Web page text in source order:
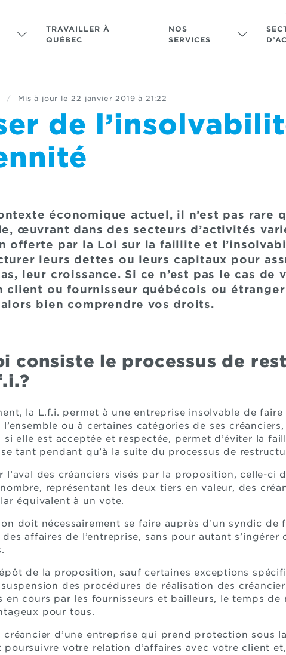
TRAVAILLER À
QUÉBEC
NOS
SERVICES
/ Mis à jour le 22 janvier 2019 à 21:22
de
économique actuel, il n’est pas rare
œuvrant dans des secteurs d’activités
offerte par la Loi sur la faillite et
leurs dettes ou leurs capitaux pour
leur croissance. Si ce n’est pas le cas
client ou fournisseur québécois ou
bien comprendre vos droits.
consiste le processus de
la L.f.i. permet à une entreprise insolvable de
l’ensemble ou à certaines catégories de ses
si elle est acceptée et respectée, permet d’éviter la
tant pendant qu’à la suite du processus de
l’aval des créanciers visés par la proposition, celle-ci
représentant les deux tiers en valeur, des
équivalent à un vote.
doit nécessairement se faire auprès d’un syndic de
des affaires de l’entreprise, sans pour autant
de la proposition, sauf certaines exceptions
des procédures de réalisation des
en cours par les fournisseurs et bailleurs, le temps
pour tous.
créancier d’une entreprise qui prend protection sous
poursuivre votre relation d’affaires avec votre client